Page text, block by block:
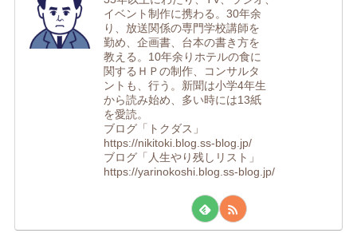
イベント制作に携わる。30年余
り、放送関係の専門学校講師を
勤め、企画書、台本の書き方を
教える。10年余りホテルの食に
関するＨＰの制作、コンサルタ
ントも、行う。新聞は小学4年生
から読み始め、多い時には13紙
を愛読。
ブログ「トクダス」
https://nikitoki.blog.ss-blog.jp/
ブログ「人生やり残しリスト」
https://yarinokoshi.blog.ss-blog.jp/